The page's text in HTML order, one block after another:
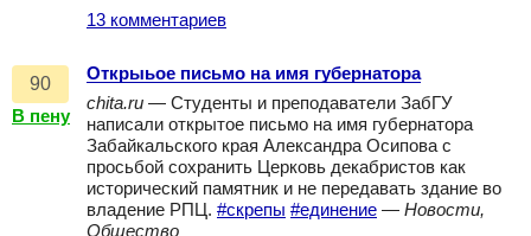
13 комментариев
90
В пену
Открыьое письмо на имя губернатора
chita.ru — Студенты и преподаватели ЗабГУ
написали открытое письмо на имя губернатора
Забайкальского края Александра Осипова с
просьбой сохранить Церковь декабристов как
исторический памятник и не передавать здание во
владение РПЦ. #скрепы #единение — Новости,
Общество